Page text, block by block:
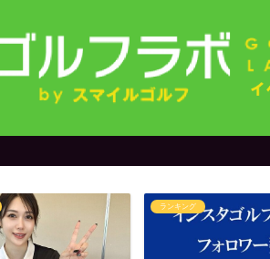
ランキング